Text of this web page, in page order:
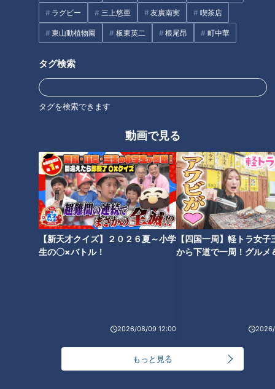
ラグビー 三上悠亜 友廣南実 喫茶店
東山動植物園 板東英二 根尾昂 町中華
タグ検索
タグを検索できます
動画で見る
【新天才クイズ】２０２６夏～小学
生の〇×バトル！
2026/08/09 12:00
【四国一周】軽トラ女子
から下道で一周！グルメ
もっと見る
「サンデードラゴンズ」より中田翔選手(C)CBCテレビ
立浪監督「まずは（ファーストは）中田でいくという思いで獲
得はしていますので、見ながら考えていきたいなと思っていま
で間違いない中田選手。そんな状況だからこそビシエド選手の
奮起にも注目したい。
そんな話題の中田選手は、ドラゴンズのユニフォームに袖を通
して、「改めて今年一年が始まるという気持ちになった。チー
ムとしては優勝そして日本一、監督を男にしたい。」とコメン
立浪監督「肩も強いですし、脚力もありますし、どんどん基本